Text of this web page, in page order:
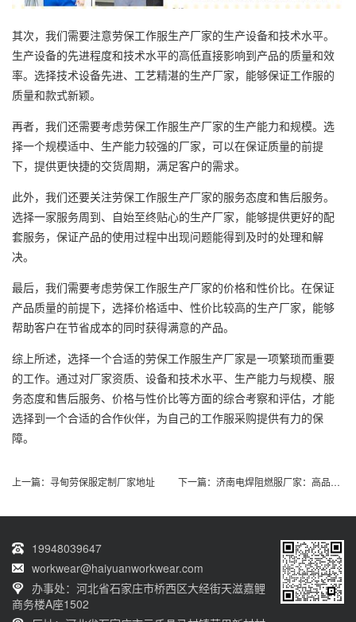
其次，我们需要注意劳保工作服生产厂家的生产设备和技术水平。
生产设备的先进程度和技术水平的高低直接影响到产品的质量和效
率。选择技术设备先进、工艺精湛的生产厂家，能够保证工作服的
质量和款式新颖。
再者，我们还需要考虑劳保工作服生产厂家的生产能力和规模。选
择一个规模适中、生产能力较强的厂家，可以在保证质量的前提
下，提供更快捷的交货周期，满足客户的需求。
此外，我们还要关注劳保工作服生产厂家的服务态度和售后服务。
选择一家服务周到、自始至终贴心的生产厂家，能够提供更好的配
套服务，保证产品的使用过程中出现问题能得到及时的处理和解
决。
最后，我们需要考虑劳保工作服生产厂家的价格和性价比。在保证
产品质量的前提下，选择价格适中、性价比较高的生产厂家，能够
帮助客户在节省成本的同时获得满意的产品。
综上所述，选择一个合适的劳保工作服生产厂家是一项繁琐而重要
的工作。通过对厂家资质、设备和技术水平、生产能力与规模、服
务态度和售后服务、价格与性价比等方面的综合考察和评估，才能
选择到一个合适的合作伙伴，为自己的工作服采购提供有力的保
障。
上一篇： 寻甸劳保服定制厂家地址 下一篇： 济南电焊阻燃服厂家：高品质的选择
19948039647
workwear@haiyuanworkwear.com
办事处：河北省石家庄市桥西区大经街天滋嘉鲤
商务楼A座1502